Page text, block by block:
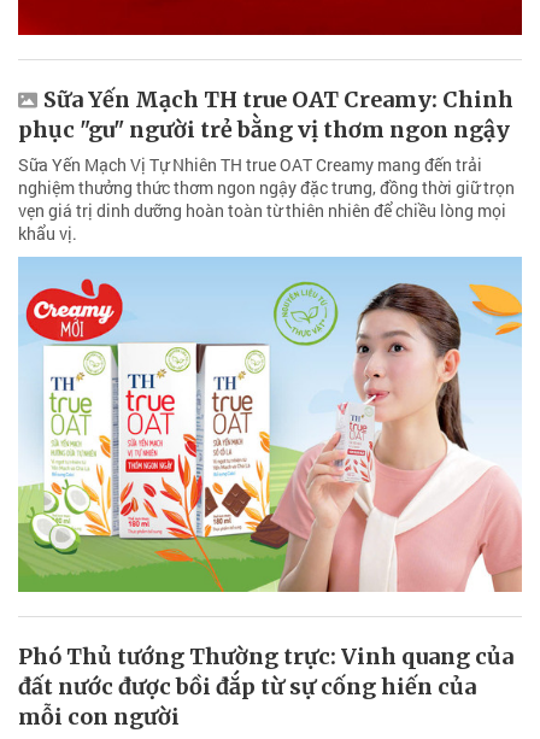
Sữa Yến Mạch TH true OAT Creamy: Chinh
phục "gu" người trẻ bằng vị thơm ngon ngậy
Sữa Yến Mạch Vị Tự Nhiên TH true OAT Creamy mang đến trải
nghiệm thưởng thức thơm ngon ngậy đặc trưng, đồng thời giữ trọn
vẹn giá trị dinh dưỡng hoàn toàn từ thiên nhiên để chiều lòng mọi
khẩu vị.
Phó Thủ tướng Thường trực: Vinh quang của
đất nước được bồi đắp từ sự cống hiến của
mỗi con người